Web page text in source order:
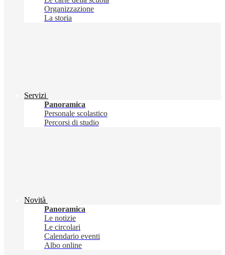
Organizzazione
La storia
Servizi
Panoramica
Personale scolastico
Percorsi di studio
Novità
Panoramica
Le notizie
Le circolari
Calendario eventi
Albo online